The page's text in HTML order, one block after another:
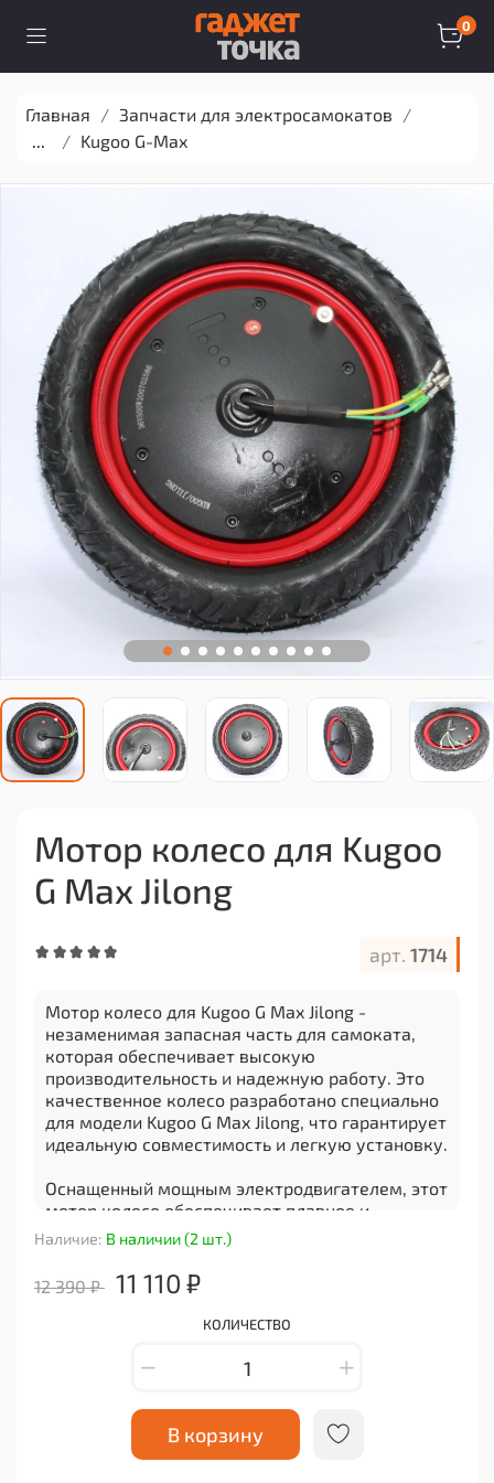
0
Главная
Запчасти для электросамокатов
...
Kugoo G-Max
арт. 1714
Наличие: В наличии (2 шт.)
Мотор колесо для Kugoo
G Max Jilong
12 390 ₽ 11 110 ₽
КОЛИЧЕСТВО
В корзину
Мотор колесо для Kugoo G Max Jilong -
незаменимая запасная часть для самоката,
которая обеспечивает высокую
производительность и надежную работу. Это
качественное колесо разработано специально
для модели Kugoo G Max Jilong, что гарантирует
идеальную совместимость и легкую установку.
Оснащенный мощным электродвигателем, этот
мотор колесо обеспечивает плавное и
бесшумное передвижение вашего самоката.
Благодаря своей прочной конструкции и
высокому крутящему моменту, он позволяет
вам наслаждаться комфортной ездой даже по
неровным дорогам или бездорожью.
Кроме того, это мотор колесо имеет отличные
позволяет значительно продлить время работы
самоката на одном заряде. Вы сможете
наслаждаться долгими прогулками или